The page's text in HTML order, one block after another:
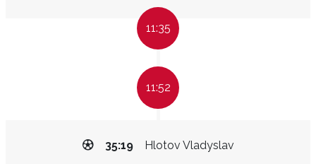
11:35
11:52
Hlotov Vladyslav
35:19